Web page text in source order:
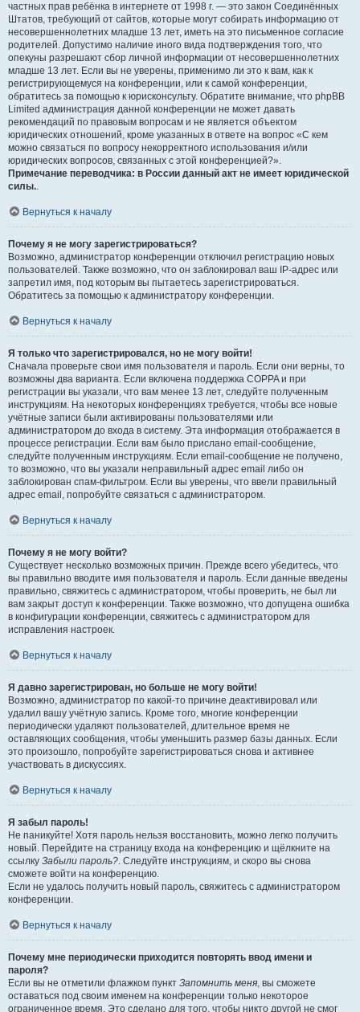
частных прав ребёнка в интернете от 1998 г. — это закон Соединённых
Штатов, требующий от сайтов, которые могут собирать информацию от
несовершеннолетних младше 13 лет, иметь на это письменное согласие
родителей. Допустимо наличие иного вида подтверждения того, что
опекуны разрешают сбор личной информации от несовершеннолетних
младше 13 лет. Если вы не уверены, применимо ли это к вам, как к
регистрирующемуся на конференции, или к самой конференции,
обратитесь за помощью к юрисконсульту. Обратите внимание, что phpBB
Limited администрация данной конференции не может давать
рекомендаций по правовым вопросам и не является объектом
юридических отношений, кроме указанных в ответе на вопрос «С кем
можно связаться по вопросу некорректного использования и/или
юридических вопросов, связанных с этой конференцией?».
Примечание переводчика: в России данный акт не имеет юридической
силы..
Вернуться к началу
Почему я не могу зарегистрироваться?
Возможно, администратор конференции отключил регистрацию новых
пользователей. Также возможно, что он заблокировал ваш IP-адрес или
запретил имя, под которым вы пытаетесь зарегистрироваться.
Обратитесь за помощью к администратору конференции.
Вернуться к началу
Я только что зарегистрировался, но не могу войти!
Сначала проверьте свои имя пользователя и пароль. Если они верны, то
возможны два варианта. Если включена поддержка COPPA и при
регистрации вы указали, что вам менее 13 лет, следуйте полученным
инструкциям. На некоторых конференциях требуется, чтобы все новые
учётные записи были активированы пользователями или
администратором до входа в систему. Эта информация отображается в
процессе регистрации. Если вам было прислано email-сообщение,
следуйте полученным инструкциям. Если email-сообщение не получено,
то возможно, что вы указали неправильный адрес email либо он
заблокирован спам-фильтром. Если вы уверены, что ввели правильный
адрес email, попробуйте связаться с администратором.
Вернуться к началу
Почему я не могу войти?
Существует несколько возможных причин. Прежде всего убедитесь, что
вы правильно вводите имя пользователя и пароль. Если данные введены
правильно, свяжитесь с администратором, чтобы проверить, не был ли
вам закрыт доступ к конференции. Также возможно, что допущена ошибка
в конфигурации конференции, свяжитесь с администратором для
исправления настроек.
Вернуться к началу
Я давно зарегистрирован, но больше не могу войти!
Возможно, администратор по какой-то причине деактивировал или
удалил вашу учётную запись. Кроме того, многие конференции
периодически удаляют пользователей, длительное время не
оставляющих сообщения, чтобы уменьшить размер базы данных. Если
это произошло, попробуйте зарегистрироваться снова и активнее
участвовать в дискуссиях.
Вернуться к началу
Я забыл пароль!
Не паникуйте! Хотя пароль нельзя восстановить, можно легко получить
новый. Перейдите на страницу входа на конференцию и щёлкните на
ссылку Забыли пароль?. Следуйте инструкциям, и скоро вы снова
сможете войти на конференцию.
Если не удалось получить новый пароль, свяжитесь с администратором
конференции.
Вернуться к началу
Почему мне периодически приходится повторять ввод имени и
пароля?
Если вы не отметили флажком пункт Запомнить меня, вы сможете
оставаться под своим именем на конференции только некоторое
ограниченное время. Это сделано для того, чтобы никто другой не смог